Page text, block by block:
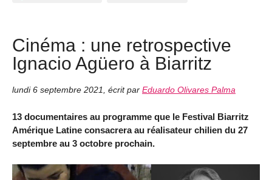
Cinéma : une retrospective
Ignacio Agüero à Biarritz
lundi 6 septembre 2021, écrit par Eduardo Olivares Palma
13 documentaires au programme que le Festival Biarritz
Amérique Latine consacrera au réalisateur chilien du 27
septembre au 3 octobre prochain.